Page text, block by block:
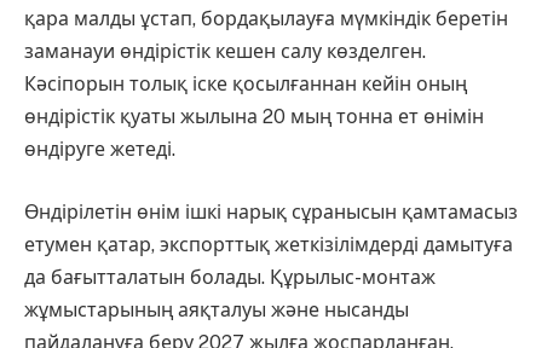
қара малды ұстап, бордақылауға мүмкіндік беретін
заманауи өндірістік кешен салу көзделген.
Кәсіпорын толық іске қосылғаннан кейін оның
өндірістік қуаты жылына 20 мың тонна ет өнімін
өндіруге жетеді.
Өндірілетін өнім ішкі нарық сұранысын қамтамасыз
етумен қатар, экспорттық жеткізілімдерді дамытуға
да бағытталатын болады. Құрылыс-монтаж
жұмыстарының аяқталуы және нысанды
пайдалануға беру 2027 жылға жоспарланған.